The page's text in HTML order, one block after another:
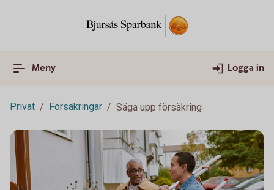
Meny Logga in
Privat Försäkringar Säga upp försäkring